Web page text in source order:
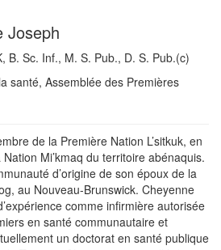
Joseph
B. Sc. Inf., M. S. Pub., D. S. Pub.(c)
santé, Assemblée des Premières
de la Première Nation L’sitkuk, en
Mi’kmaq du territoire abénaquis.
d’origine de son époux de la
au Nouveau-Brunswick. Cheyenne
comme infirmière autorisée
en santé communautaire et
un doctorat en santé publique